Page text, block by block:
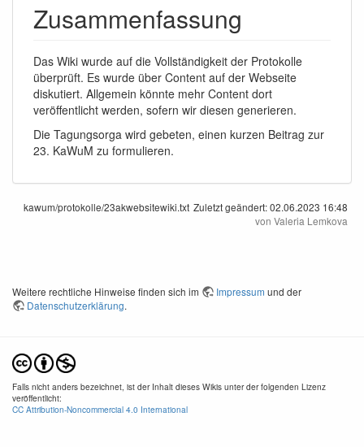
Zusammenfassung
Das Wiki wurde auf die Vollständigkeit der Protokolle
überprüft. Es wurde über Content auf der Webseite
diskutiert. Allgemein könnte mehr Content dort
veröffentlicht werden, sofern wir diesen generieren.
Die Tagungsorga wird gebeten, einen kurzen Beitrag zur
23. KaWuM zu formulieren.
kawum/protokolle/23akwebsitewiki.txt Zuletzt geändert:02.06.2023 16:48
von Valeria Lemkova
Weitere rechtliche Hinweise finden sich im Impressum und der
Datenschutzerklärung.
Falls nicht anders bezeichnet, ist der Inhalt dieses Wikis unter der folgenden Lizenz
veröffentlicht:
CC Attribution-Noncommercial 4.0 International